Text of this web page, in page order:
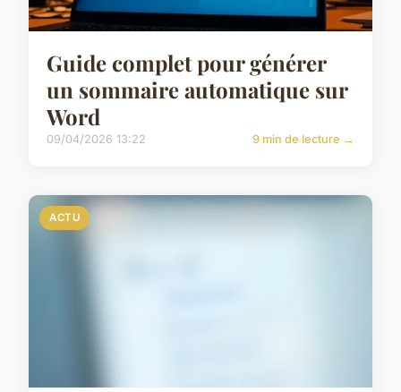
Guide complet pour générer
un sommaire automatique sur
Word
09/04/2026 13:22 9 min de lecture →
ACTU